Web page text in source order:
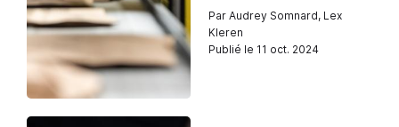
Par Audrey Somnard, Lex
Kleren
Publié le 11 oct. 2024